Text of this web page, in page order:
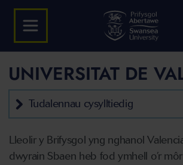
UNIVERSITAT DE
Tudalennau cysylltiedig
Lleolir y Brifysgol yng nghanol
dwyrain Sbaen heb fod ymhell o’r